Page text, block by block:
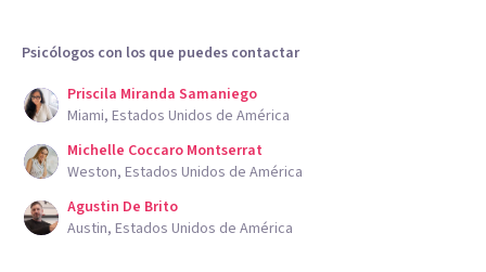
Psicólogos con los que puedes contactar
Priscila Miranda Samaniego
Miami, Estados Unidos de América
Michelle Coccaro Montserrat
Weston, Estados Unidos de América
Agustin De Brito
Austin, Estados Unidos de América